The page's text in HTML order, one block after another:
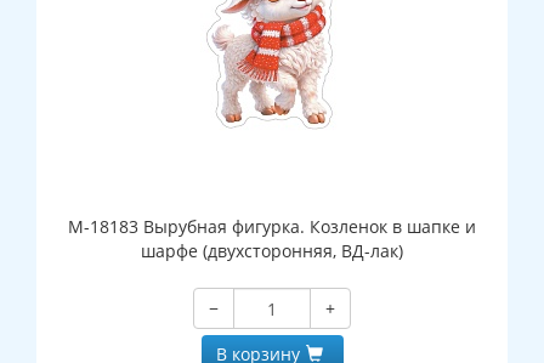
М-18183 Вырубная фигурка. Козленок в шапке и
шарфе (двухсторонняя, ВД-лак)
−
+
В корзину